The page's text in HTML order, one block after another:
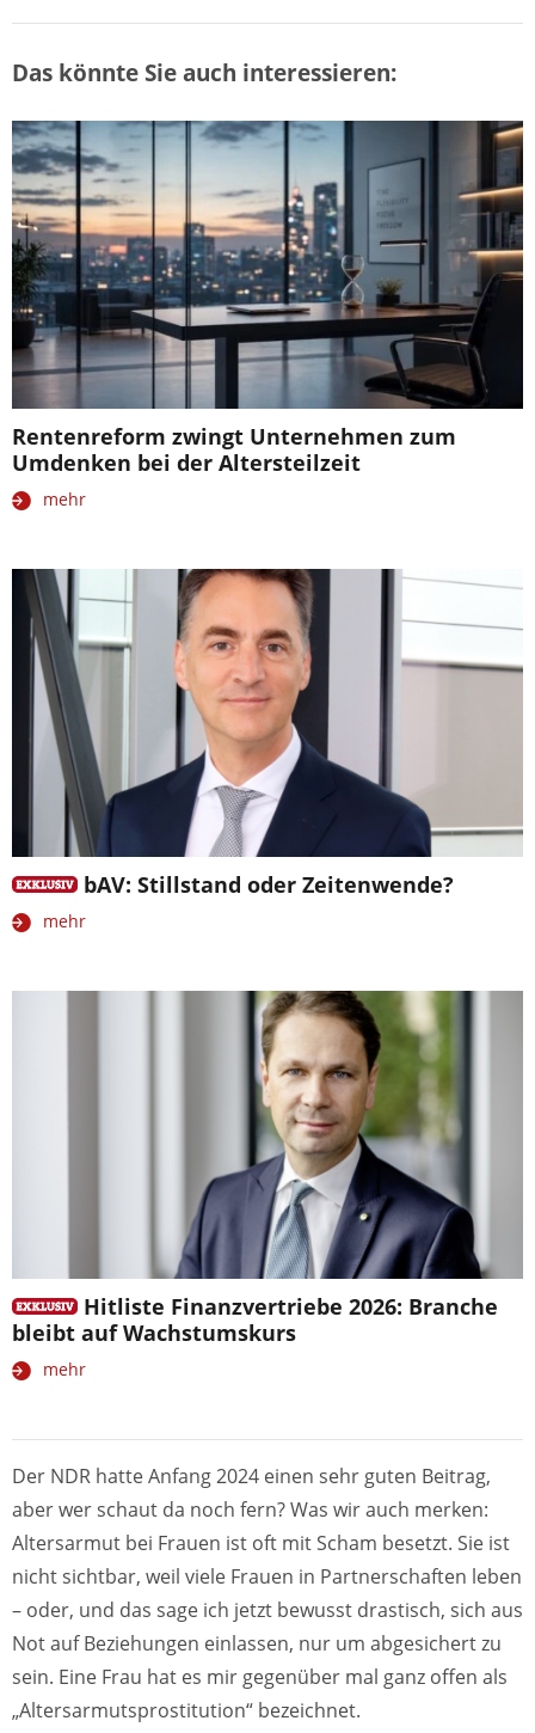
Das könnte Sie auch interessieren:
Rentenreform zwingt Unternehmen zum
Umdenken bei der Altersteilzeit
mehr
bAV: Stillstand oder Zeitenwende?
mehr
Hitliste Finanzvertriebe 2026: Branche
bleibt auf Wachstumskurs
mehr
Der NDR hatte Anfang 2024 einen sehr guten Beitrag,
aber wer schaut da noch fern? Was wir auch merken:
Altersarmut bei Frauen ist oft mit Scham besetzt. Sie ist
nicht sichtbar, weil viele Frauen in Partnerschaften leben
– oder, und das sage ich jetzt bewusst drastisch, sich aus
Not auf Beziehungen einlassen, nur um abgesichert zu
sein. Eine Frau hat es mir gegenüber mal ganz offen als
„Altersarmutsprostitution“ bezeichnet.